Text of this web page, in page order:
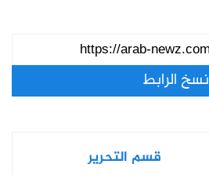
نسخ الرابط
قسم التحرير